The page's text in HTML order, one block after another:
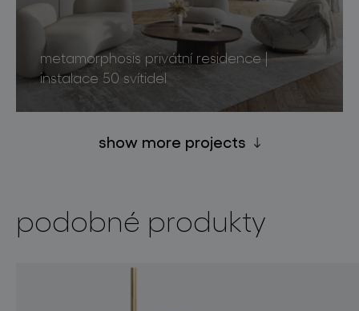
metamorphosis privátní residence |
instalace 50 svítidel
show more projects
podobné produkty